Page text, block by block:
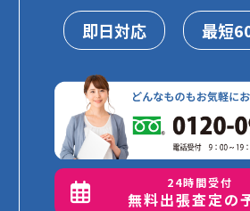
即日対応
最短
24時間受付
無料出張査定の